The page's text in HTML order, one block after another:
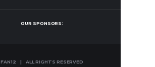
OUR SPONSORS:
FAN12 | ALL RIGHTS RESERVED